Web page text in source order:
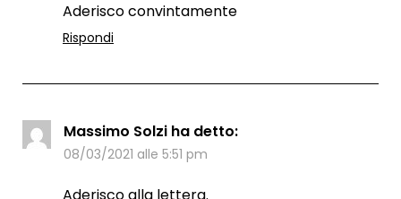
Aderisco convintamente
Rispondi
Massimo Solzi ha detto:
08/03/2021 alle 5:51 pm